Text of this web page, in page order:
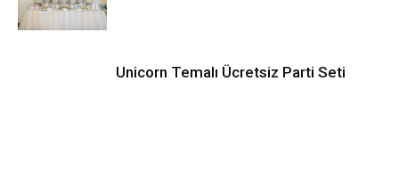
Unicorn Temalı Ücretsiz Parti Seti